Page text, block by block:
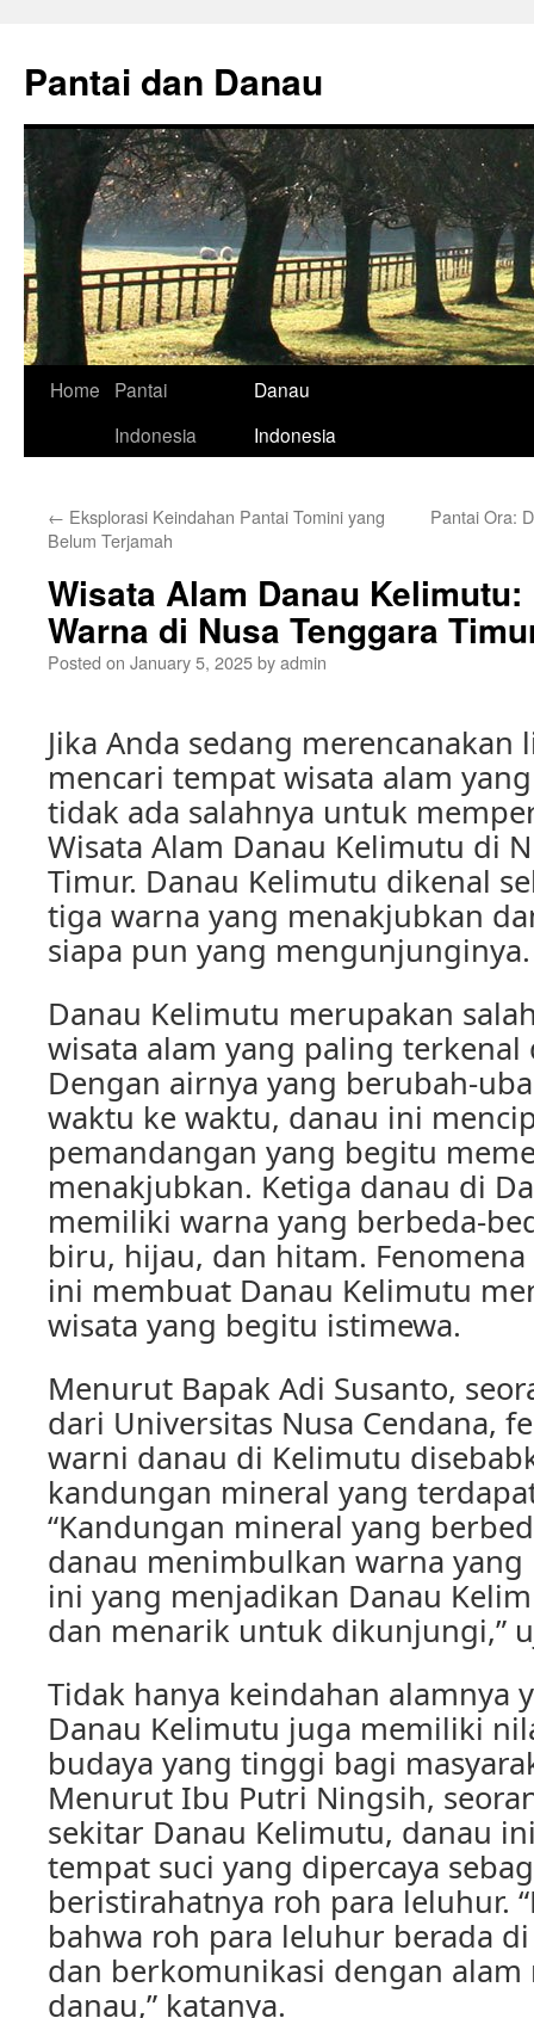
content
Pantai dan Danau
Home
Pantai
Indonesia
Danau
Indonesia
← Eksplorasi Keindahan Pantai Tomini yang
Belum Terjamah
Pantai Ora:
Wisata Alam Danau
Warna di Nusa Tenggara
Posted on January 5, 2025byadmin
Jika Anda sedang
mencari tempat wisata alam
tidak ada salahnya untuk
Wisata Alam Danau Kelimutu di
Timur. Danau Kelimutu dikenal
tiga warna yang menakjubkan
siapa pun yang mengunjunginya.
Danau Kelimutu merupakan
wisata alam yang paling terkenal
Dengan airnya yang berubah-
waktu ke waktu, danau ini
pemandangan yang begitu
menakjubkan. Ketiga danau di
memiliki warna yang berbeda-
biru, hijau, dan hitam.
ini membuat Danau Kelimutu
wisata yang begitu istimewa.
Menurut Bapak Adi Susanto,
dari Universitas Nusa Cendana,
warni danau di Kelimutu
kandungan mineral yang
“Kandungan mineral yang
danau menimbulkan warna
ini yang menjadikan Danau
dan menarik untuk dikunjungi,”
Tidak hanya keindahan alamnya
Danau Kelimutu juga memiliki
budaya yang tinggi bagi
Menurut Ibu Putri Ningsih,
sekitar Danau Kelimutu, danau
tempat suci yang dipercaya
beristirahatnya roh para leluhur.
bahwa roh para leluhur berada
dan berkomunikasi dengan
danau,” katanya.